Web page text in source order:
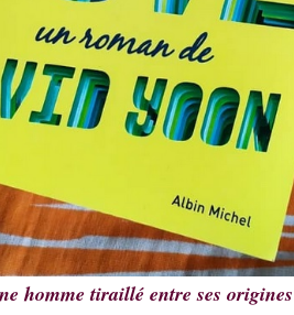
homme tiraillé entre ses